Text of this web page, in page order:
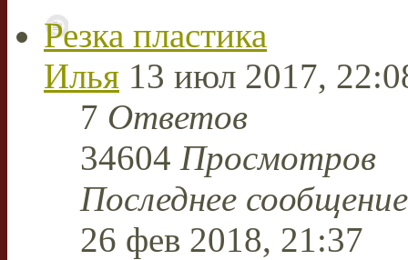
Резка пластика
Илья 13 июл 2017,
7 Ответов
34604 Просмотров
Последнее
26 фев 2018, 21:37